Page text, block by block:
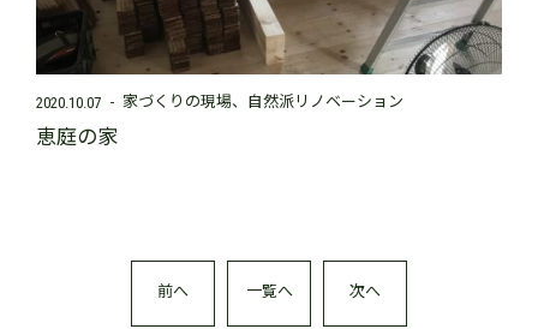
2020.10.07 家づくりの現場 自然派リノベーション
恵庭の家
前へ 一覧へ 次へ